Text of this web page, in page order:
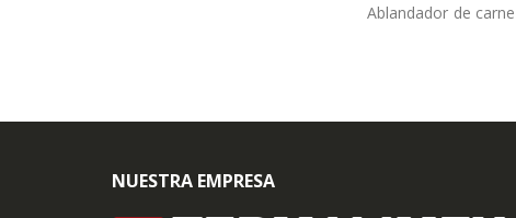
Ablandador de
NUESTRA EMPRESA